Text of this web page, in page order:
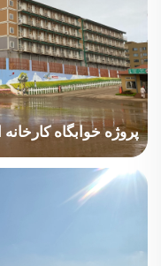
پروژه خوابگاه کارخانه
چالش این پروژه این بود
کانتینرها تنها برای